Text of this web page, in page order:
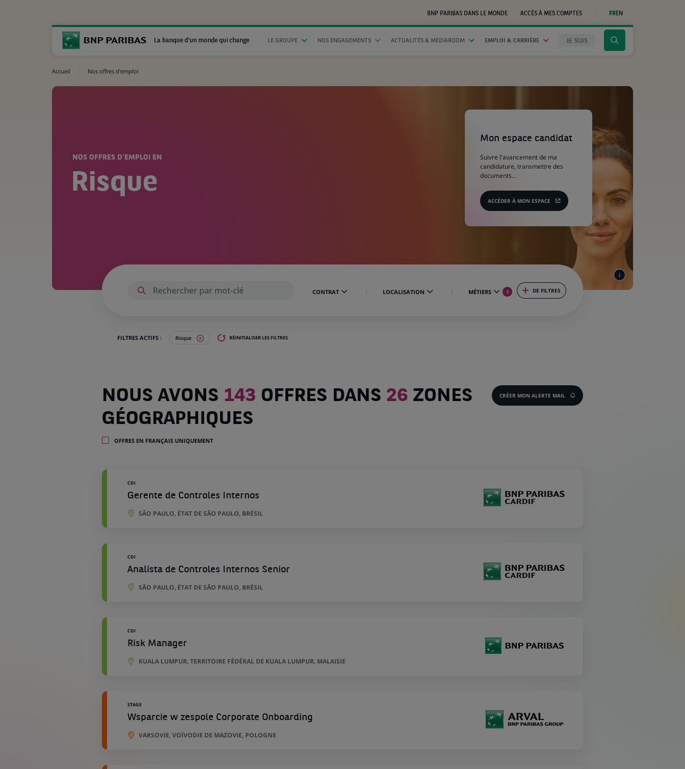
BNP PARIBAS DANS LE MONDE
ACCÈS À MES COMPTES
LIEN
DANS
UN
FREN
La banque d'un monde qui change LE GROUPE NOS ENGAGEMENTS ACTUALITÉS & MEDIAROOM EMPLOI & CARRIÈRE JE SUIS
Cliquer
moteur
Accueil Nos offres d'emploi
NOS OFFRES D'EMPLOI EN
Risque
Mon espace candidat
Suivre l'avancement de ma
candidature, transmettre des
documents...
ACCÉDER À MON ESPACE
(Ce
s'ouvre
dans
nouvel
onglet)
CONTRAT LOCALISATION MÉTIERS 1 DE FILTRES
FILTRES ACTIFS : Risque RÉINITIALISER LES FILTRES
Nous
avons
143
offres
26
NOUS AVONS 143 OFFRES DANS 26ZONES
GÉOGRAPHIQUES
CRÉER MON ALERTE MAIL
OFFRES EN FRANÇAIS UNIQUEMENT
CDI
Gerente de Controles Internos
SÃO PAULO, ÉTAT DE SÃO PAULO, BRÉSIL
CDI
Analista de Controles Internos Senior
SÃO PAULO, ÉTAT DE SÃO PAULO, BRÉSIL
CDI
Risk Manager
KUALA LUMPUR, TERRITOIRE FÉDÉRAL DE KUALA LUMPUR, MALAISIE
STAGE
Wsparcie w zespole Corporate Onboarding
VARSOVIE, VOÏVODIE DE MAZOVIE, POLOGNE